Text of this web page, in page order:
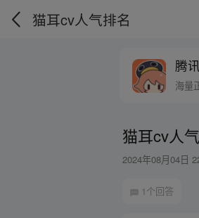
猫耳cv人气排名
腾
海量
猫耳cv人
2024年08月04日
1个回答